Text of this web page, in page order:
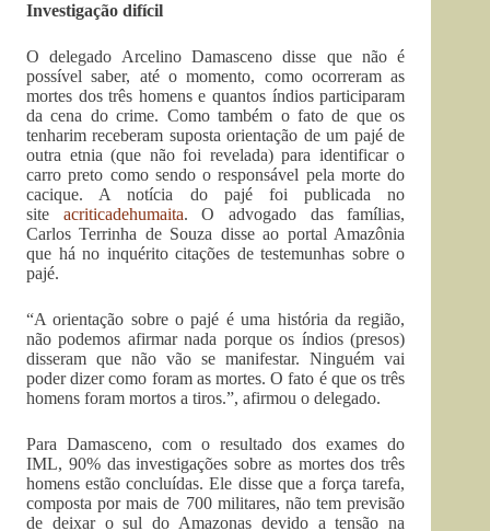
Investigação difícil
O delegado Arcelino Damasceno disse que não é
possível saber, até o momento, como ocorreram as
mortes dos três homens e quantos índios participaram
da cena do crime. Como também o fato de que os
tenharim receberam suposta orientação de um pajé de
outra etnia (que não foi revelada) para identificar o
carro preto como sendo o responsável pela morte do
cacique. A notícia do pajé foi publicada no
site acriticadehumaita. O advogado das famílias,
Carlos Terrinha de Souza disse ao portal Amazônia
que há no inquérito citações de testemunhas sobre o
pajé.
“A orientação sobre o pajé é uma história da região,
não podemos afirmar nada porque os índios (presos)
disseram que não vão se manifestar. Ninguém vai
poder dizer como foram as mortes. O fato é que os três
homens foram mortos a tiros.”, afirmou o delegado.
Para Damasceno, com o resultado dos exames do
IML, 90% das investigações sobre as mortes dos três
homens estão concluídas. Ele disse que a força tarefa,
composta por mais de 700 militares, não tem previsão
de deixar o sul do Amazonas devido a tensão na